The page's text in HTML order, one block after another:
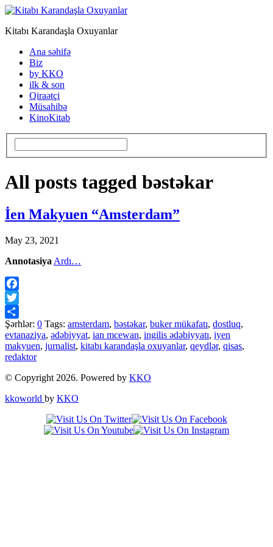
Kitabı Karandaşla Oxuyanlar
Ana səhifə
Biz
by KKO
ilk & son
Qiraətçi
Müsahibə
KinoKitab
All posts tagged bəstəkar
İen Makyuen “Amsterdam”
May 23, 2021
Annotasiya Ardı…
Facebook
Twitter
Share
Şərhlər: 0 Tags: amsterdam, bəstəkar, buker mükafatı, dostluq,
evtanaziya, ədəbiyyat, ian mcewan, ingilis ədəbiyyatı, iyen
makyuen, jurnalist, kitabı karandaşla oxuyanlar, qeydlər, qisas,
redaktor
© Copyright 2026. Powered by KKO
kkoworld by KKO